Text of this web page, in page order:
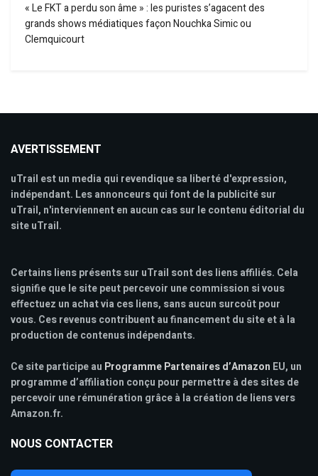
« Le FKT a perdu son âme » : les puristes s’agacent des
grands shows médiatiques façon Nouchka Simic ou
Clemquicourt
AVERTISSEMENT
uTrail est un media qui revendique sa liberté d'expression,
indépendant. Les annonceurs qui font de la publicité sur
uTrail, n'interviennent en aucun cas sur le contenu éditorial du
site uTrail.
Certains liens présents sur uTrail sont des liens affiliés. Cela
signifie que le site peut percevoir une commission si vous
effectuez un achat via ces liens, sans aucun surcoût pour
vous. Ces revenus contribuent au financement du site et à la
production de contenus indépendants.
Ce site participe au Programme Partenaires d’Amazon EU, un
programme d’affiliation conçu pour permettre à des sites de
percevoir une rémunération grâce à la création de liens vers
Amazon.fr.
NOUS CONTACTER